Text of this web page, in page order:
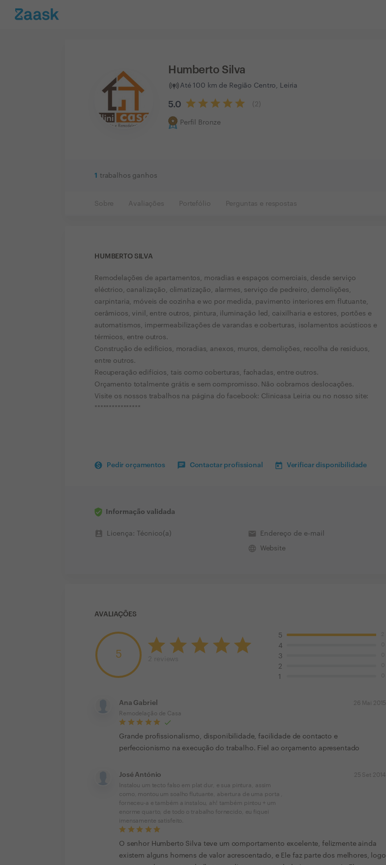
Humberto Silva
Até 100 km de Região Centro, Leiria
5.0 ( 2
Perfil Bronze
1 trabalhos ganhos
Sobre Avaliações Portefólio Perguntas e respostas
HUMBERTO SILVA
Remodelações de apartamentos, moradias e espaços comerciais, desde serviço
eléctrico, canalização, climatização, alarmes, serviço de pedreiro, demolições,
carpintaria, móveis de cozinha e wc por medida, pavimento interiores em flutuante,
cerâmicos, vinil, entre outros, pintura, iluminação led, caixilharia e estores, portões e
automatismos, impermeabilizações de varandas e coberturas, isolamentos acústicos e
térmicos, entre outros.
Construção de edifícios, moradias, anexos, muros, demolições, recolha de residuos,
entre outros.
Recuperação edifícios, tais como coberturas, fachadas, entre outros.
Orçamento totalmente grátis e sem compromisso. Não cobramos deslocações.
Visite os nossos trabalhos na página do facebook: Clinicasa Leiria ou no nosso site:
****************
Pedir orçamentos Contactar profissional Verificar disponibilidade
Informação validada
perm_contact_calendar Licença: Técnico(a) email Endereço de e-mail
language Website
AVALIAÇÕES
5
5
4
3
2
1
Ana Gabriel
Remodelação de Casa
26 Mai 2015
Grande profissionalismo, disponibilidade, facilidade de contacto e
perfeccionismo na execução do trabalho. Fiel ao orçamento apresentado
José António
Instalou um tecto falso em plat dur, e sua pintura, assim
como, montou um soalho flutuante, abertura de uma porta ,
forneceu-a e também a instalou, ah! também pintou + um
enorme quarto, de todo o trabalho fornecido, eu fiquei
imensamente satisfeito.
25 Set 2014
O senhor Humberto Silva teve um comportamento excelente, felizmente ainda
existem alguns homens de valor acrescentado, e Ele faz parte dos melhores, logo